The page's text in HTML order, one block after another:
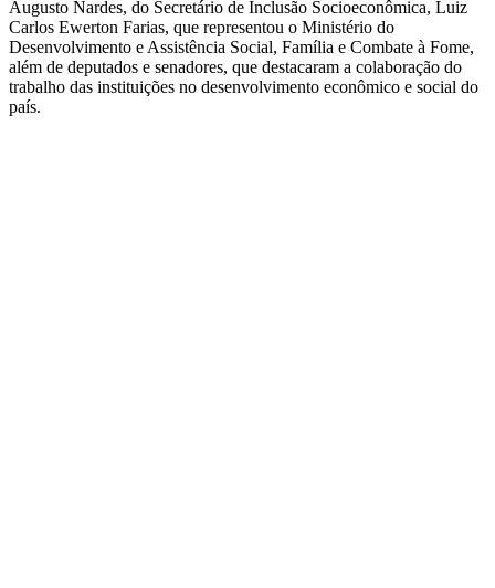
Augusto Nardes, do Secretário de Inclusão Socioeconômica, Luiz
Carlos Ewerton Farias, que representou o Ministério do
Desenvolvimento e Assistência Social, Família e Combate à Fome,
além de deputados e senadores, que destacaram a colaboração do
trabalho das instituições no desenvolvimento econômico e social do
país.